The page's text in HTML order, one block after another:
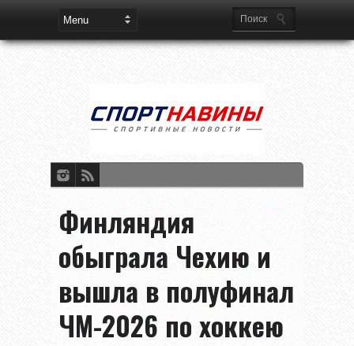
Финляндия
обыграла Чехию и
вышла в полуфинал
ЧМ-2026 по хоккею